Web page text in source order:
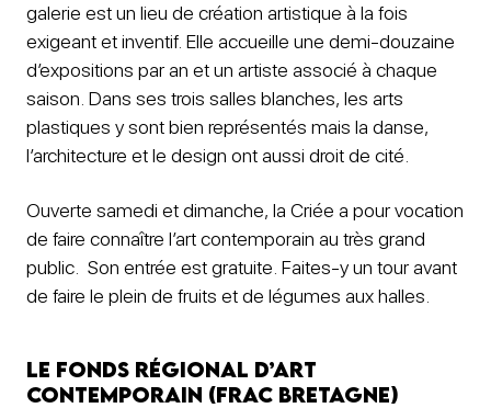
galerie est un lieu de création artistique à la fois
exigeant et inventif. Elle accueille une demi-douzaine
d’expositions par an et un artiste associé à chaque
saison. Dans ses trois salles blanches, les arts
plastiques y sont bien représentés mais la danse,
l’architecture et le design ont aussi droit de cité.
Ouverte samedi et dimanche, la Criée a pour vocation
de faire connaître l’art contemporain au très grand
public. Son entrée est gratuite. Faites-y un tour avant
de faire le plein de fruits et de légumes aux halles.
Le Fonds régional d’art
contemporain (Frac Bretagne)